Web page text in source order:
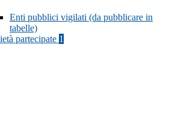
Enti pubblici vigilati (da pubblicare in
tabelle)
partecipate 1